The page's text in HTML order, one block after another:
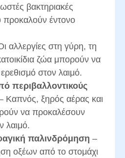
βακτηριακές
προκαλούν έντονο
αλλεργίες στη γύρη, τη
ζώα μπορούν να
στον λαιμό.
περιβαλλοντικούς
Καπνός, ξηρός αέρας και
να προκαλέσουν
λαιμό.
παλινδρόμηση –
οξέων από το στομάχι